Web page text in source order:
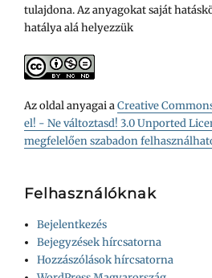
tulajdona. Az anyagokat saját
hatálya alá helyezzük
Az oldal anyagai aCreative
el! - Ne változtasd! 3.0 Unported
megfelelően szabadon
Felhasználóknak
Bejelentkezés
Bejegyzések hírcsatorna
Hozzászólások hírcsatorna